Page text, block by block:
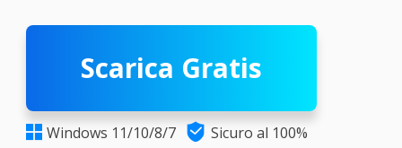
Scarica Gratis
 Windows 11/10/8/7  Sicuro al 100%